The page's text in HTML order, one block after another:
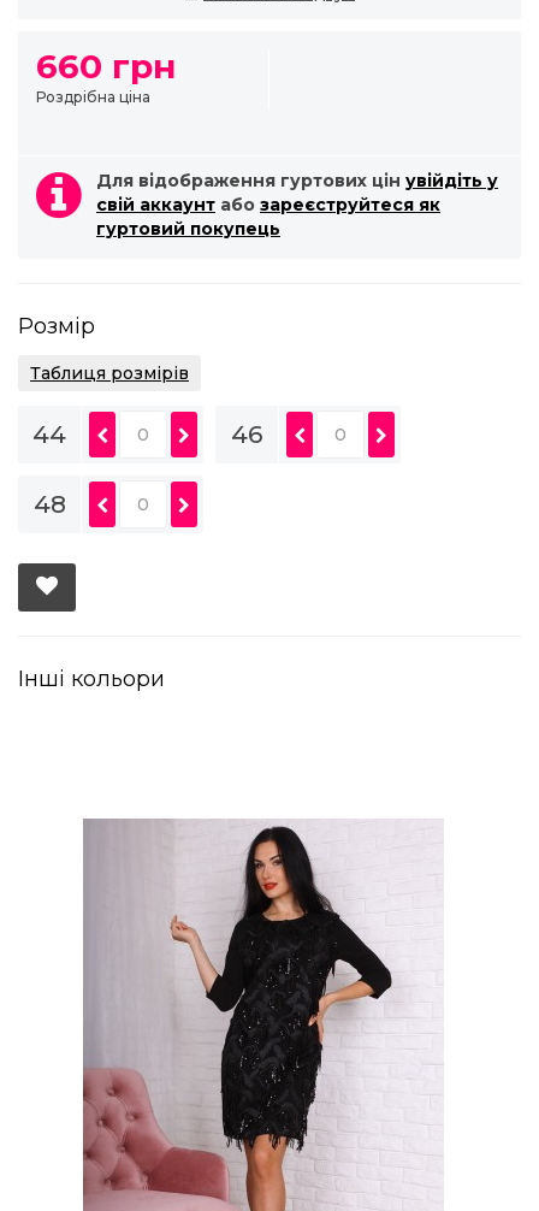
660 грн
Роздрібна ціна
Для відображення гуртових цін увійдіть у
свій аккаунт або зареєструйтеся як
гуртовий покупець
Розмір
Таблиця розмірів
44 46
48
Інші кольори